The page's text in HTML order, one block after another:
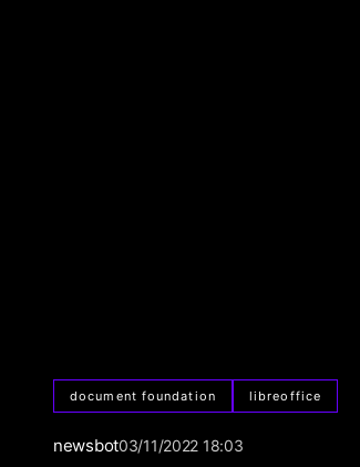
document foundation libreoffice
newsbot03/11/2022 18:03